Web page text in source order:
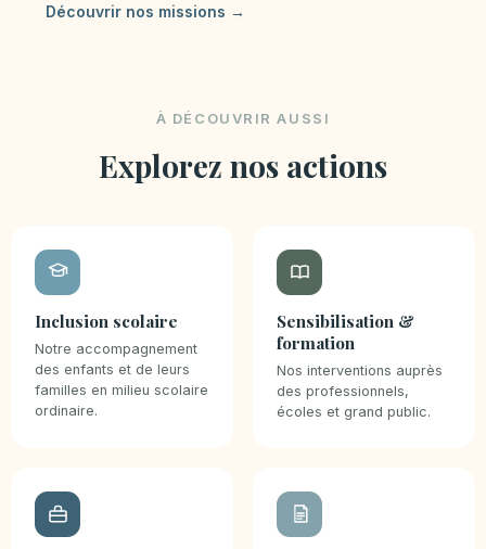
Découvrir nos missions
À DÉCOUVRIR AUSSI
Explorez nos actions
Inclusion scolaire
Notre accompagnement
des enfants et de leurs
familles en milieu scolaire
ordinaire.
Sensibilisation &
formation
Nos interventions auprès
des professionnels,
écoles et grand public.